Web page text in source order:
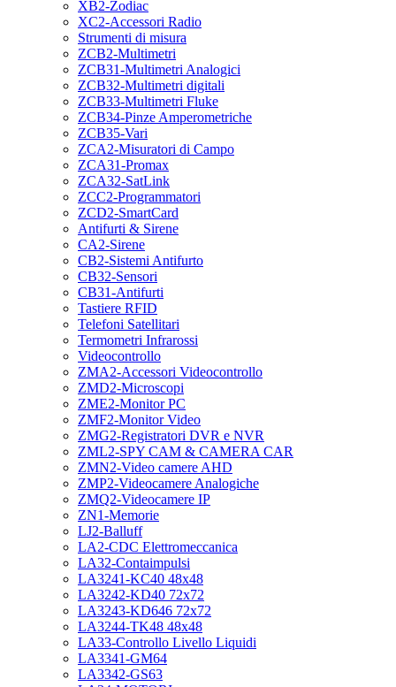
XB2-Zodiac
XC2-Accessori Radio
Strumenti di misura
ZCB2-Multimetri
ZCB31-Multimetri Analogici
ZCB32-Multimetri digitali
ZCB33-Multimetri Fluke
ZCB34-Pinze Amperometriche
ZCB35-Vari
ZCA2-Misuratori di Campo
ZCA31-Promax
ZCA32-SatLink
ZCC2-Programmatori
ZCD2-SmartCard
Antifurti & Sirene
CA2-Sirene
CB2-Sistemi Antifurto
CB32-Sensori
CB31-Antifurti
Tastiere RFID
Telefoni Satellitari
Termometri Infrarossi
Videocontrollo
ZMA2-Accessori Videocontrollo
ZMD2-Microscopi
ZME2-Monitor PC
ZMF2-Monitor Video
ZMG2-Registratori DVR e NVR
ZML2-SPY CAM & CAMERA CAR
ZMN2-Video camere AHD
ZMP2-Videocamere Analogiche
ZMQ2-Videocamere IP
ZN1-Memorie
LJ2-Balluff
LA2-CDC Elettromeccanica
LA32-Contaimpulsi
LA3241-KC40 48x48
LA3242-KD40 72x72
LA3243-KD646 72x72
LA3244-TK48 48x48
LA33-Controllo Livello Liquidi
LA3341-GM64
LA3342-GS63